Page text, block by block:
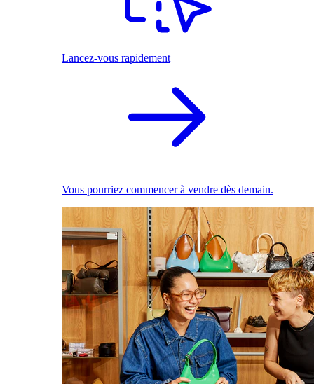
Lancez-vous rapidement
Vous pourriez commencer à vendre dès demain.